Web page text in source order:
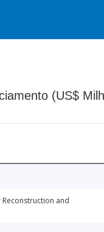
(US$
and